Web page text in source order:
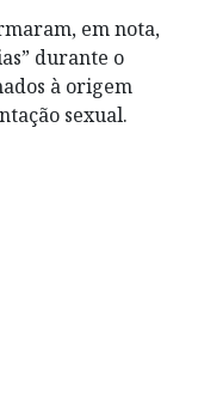
em nota,
durante o
à origem
sexual.